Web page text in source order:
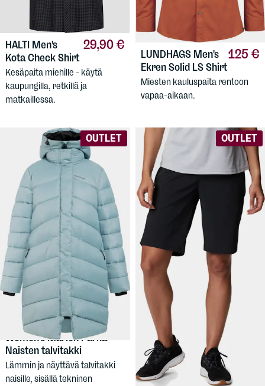
29,90 €
HALTI Men's
Kota Check Shirt
Kesäpaita miehille - käytä
kaupungilla, retkillä ja
matkaillessa.
125 €
LUNDHAGS Men's
Ekren Solid LS Shirt
Miesten kauluspaita rentoon
vapaa-aikaan.
OUTLET
250 €
DIDRIKSONS
Women's Marion Parka -
Naisten talvitakki
Lämmin ja näyttävä talvitakki
naisille, sisällä tekninen
OUTLET
18,90 €
COLUMBIA
Women’s On The Go Hiking
Long Shorts
Joustavat naisten shortsit.